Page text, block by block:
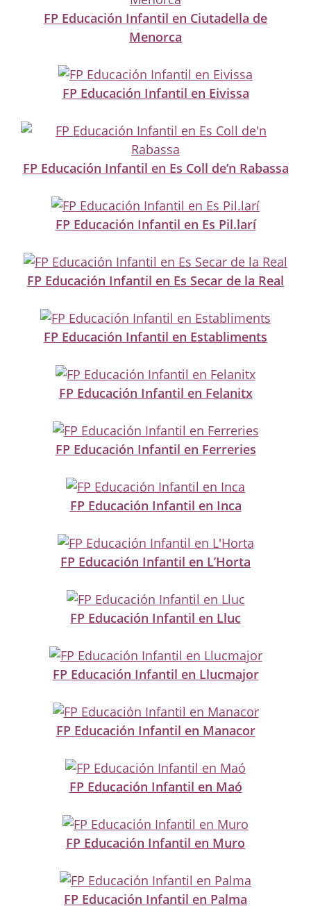
FP Educación Infantil en Ciutadella de
Menorca
FP Educación Infantil en Eivissa
FP Educación Infantil en Es Coll de’n Rabassa
FP Educación Infantil en Es Pil.larí
FP Educación Infantil en Es Secar de la Real
FP Educación Infantil en Establiments
FP Educación Infantil en Felanitx
FP Educación Infantil en Ferreries
FP Educación Infantil en Inca
FP Educación Infantil en L’Horta
FP Educación Infantil en Lluc
FP Educación Infantil en Llucmajor
FP Educación Infantil en Manacor
FP Educación Infantil en Maó
FP Educación Infantil en Muro
FP Educación Infantil en Palma